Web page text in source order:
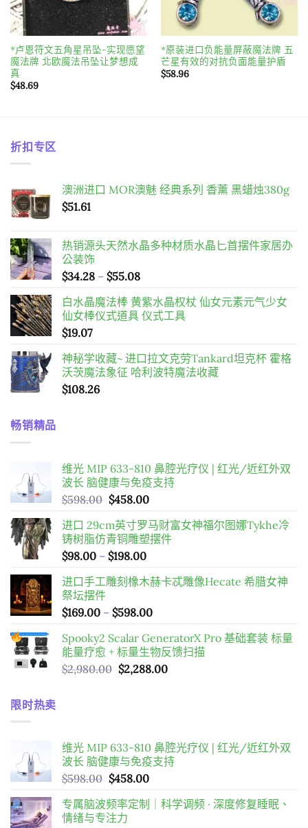
*卢恩符文五角星吊坠-实现愿望
魔法牌 北欧魔法吊坠让梦想成
真
$48.69
*原装进口负能量屏蔽魔法牌 五
芒星有效的对抗负面能量护盾
$58.96
折扣专区
澳洲进口 MOR澳魅 经典系列 香薰 黑蜡烛380g
$51.61
热销源头天然水晶多种材质水晶匕首摆件家居办
公装饰
$34.28 – $55.08價
範
圍：
$55.08
白水晶魔法棒 黄紫水晶权杖 仙女元素元气少女
仙女棒仪式道具 仪式工具
$19.07
神秘学收藏~ 进口拉文克劳Tankard坦克杯 霍格
沃茨魔法象征 哈利波特魔法收藏
$108.26
畅销精品
维光 MIP 633-810 鼻腔光疗仪 | 红光/近红外双
波长 脑健康与免疫支持
$598.00 原
價
格：
$598.00。
$458.00目
價
格：
进口 29cm英寸罗马财富女神福尔图娜Tykhe冷
铸树脂仿青铜雕塑摆件
$98.00 – $198.00價
範
$98.00
$198.00
进口手工雕刻橡木赫卡忒雕像Hecate 希腊女神
祭坛摆件
$169.00 – $598.00價
範
圍：
$169.00
Spooky2 Scalar GeneratorX Pro 基础套装 标量
能量疗愈 + 标量生物反馈扫描
$2,980.00 原
$2,288.00目
限时热卖
维光 MIP 633-810 鼻腔光疗仪 | 红光/近红外双
波长 脑健康与免疫支持
$598.00 原
價
格：
$458.00目
價
专属脑波频率定制｜科学调频 · 深度修复睡眠、
情绪与专注力